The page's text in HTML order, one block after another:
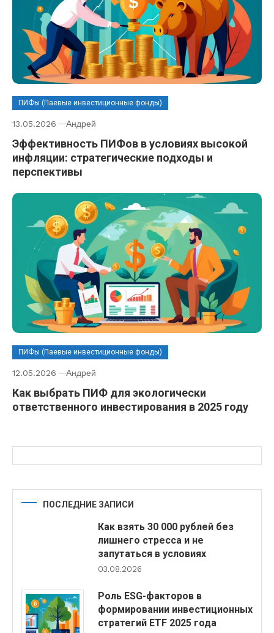
ПИФы (Паевые инвестиционные фонды)
13.05.2026 Андрей
Эффективность ПИФов в условиях высокой
инфляции: стратегические подходы и
перспективы
ПИФы (Паевые инвестиционные фонды)
12.05.2026 Андрей
Как выбрать ПИФ для экологически
ответственного инвестирования в 2025 году
ПОСЛЕДНИЕ ЗАПИСИ
Как взять 30 000 рублей без
лишнего стресса и не
запутаться в условиях
03.08.2026
Роль ESG-факторов в
формировании инвестиционных
стратегий ETF 2025 года